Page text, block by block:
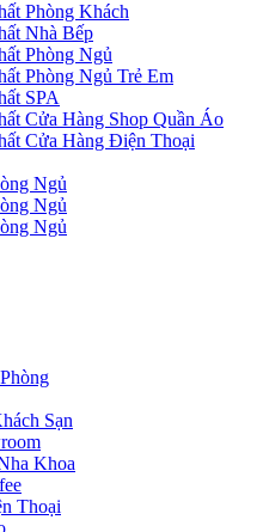
Phòng Khách
Nhà Bếp
Phòng Ngủ
Phòng Ngủ Trẻ Em
SPA
Cửa Hàng Shop Quần Áo
Cửa Hàng Điện Thoại
Ngủ
Ngủ
Ngủ
Sạn
Khoa
Thoại